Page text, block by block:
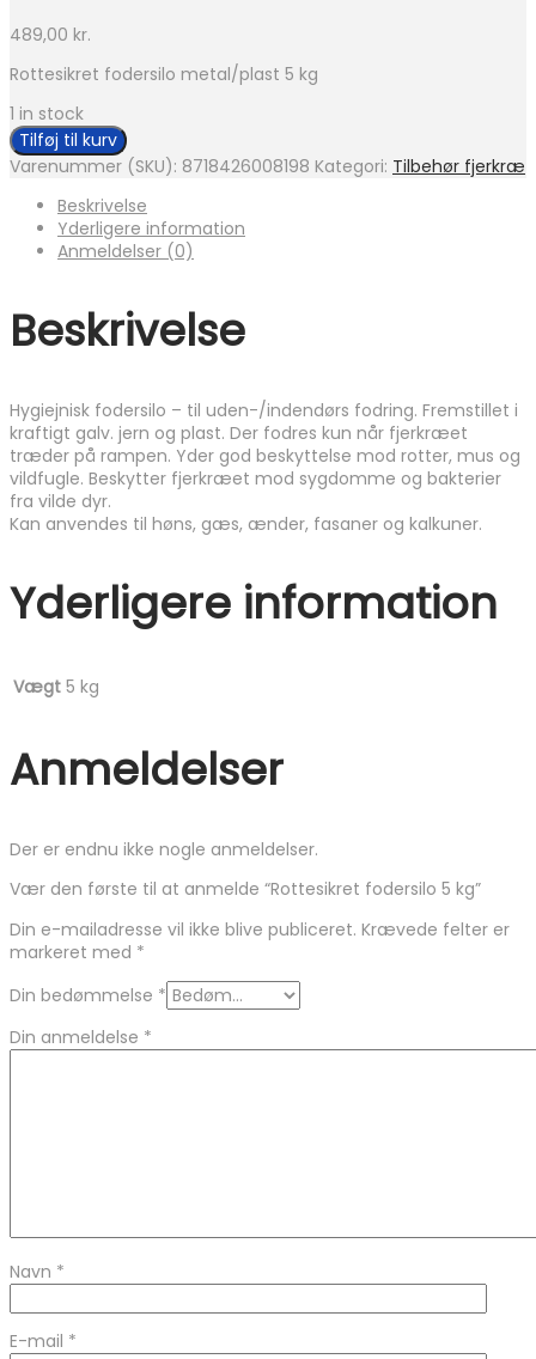
489,00 kr.
Rottesikret fodersilo metal/plast 5 kg
1 in stock
Tilføj til kurv
Varenummer (SKU): 8718426008198 Kategori: Tilbehør fjerkræ
Beskrivelse
Yderligere information
Anmeldelser (0)
Beskrivelse
Hygiejnisk fodersilo – til uden-/indendørs fodring. Fremstillet i
kraftigt galv. jern og plast. Der fodres kun når fjerkræet
træder på rampen. Yder god beskyttelse mod rotter, mus og
vildfugle. Beskytter fjerkræet mod sygdomme og bakterier
fra vilde dyr.
Kan anvendes til høns, gæs, ænder, fasaner og kalkuner.
Yderligere information
Vægt 5 kg
Anmeldelser
Der er endnu ikke nogle anmeldelser.
Vær den første til at anmelde “Rottesikret fodersilo 5 kg”
Din e-mailadresse vil ikke blive publiceret. Krævede felter er
markeret med *
Din bedømmelse *
Din anmeldelse *
Navn *
E-mail *